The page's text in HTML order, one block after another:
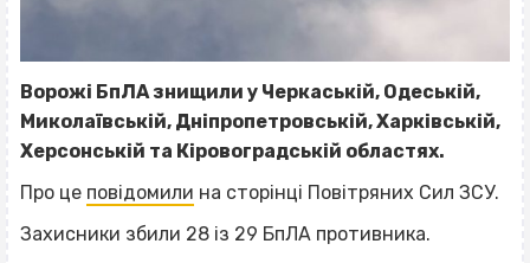
Ворожі БпЛА знищили у Черкаській, Одеській,
Миколаївській, Дніпропетровській, Харківській,
Херсонській та Кіровоградській областях.
Про це повідомили на сторінці Повітряних Сил ЗСУ.
Захисники збили 28 із 29 БпЛА противника.